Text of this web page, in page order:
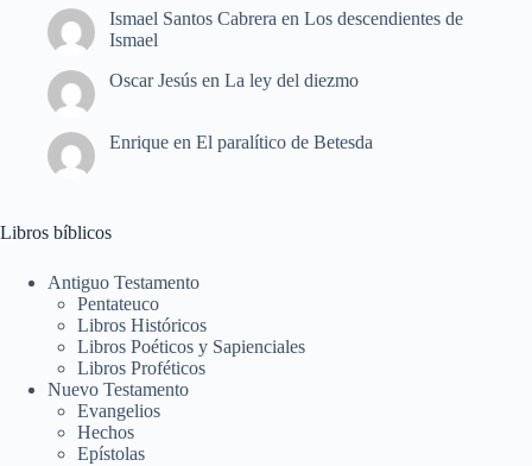
Ismael Santos Cabrera en Los descendientes de
Ismael
Oscar Jesús en La ley del diezmo
Enrique en El paralítico de Betesda
Libros bíblicos
Antiguo Testamento
Pentateuco
Libros Históricos
Libros Poéticos y Sapienciales
Libros Proféticos
Nuevo Testamento
Evangelios
Hechos
Epístolas